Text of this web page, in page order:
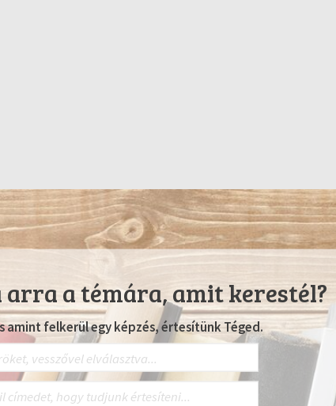
a témára, amit kerestél?
amint felkerül egy képzés, értesítünk Téged.